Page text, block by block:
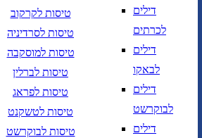
טיסות לקרקוב
טיסות לסרדיניה
טיסות למוסקבה
טיסות לברלין
טיסות לפראג
טיסות לטשקנט
טיסות לבוקרשט
דילים
לכרתים
דילים
לבאקו
דילים
לבוקרשט
דילים